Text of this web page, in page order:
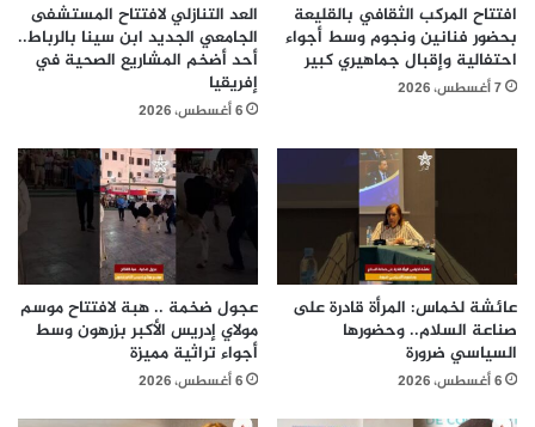
افتتاح المركب الثقافي بالقليعة
بحضور فنانين ونجوم وسط أجواء
احتفالية وإقبال جماهيري كبير
7 أغسطس، 2026
العد التنازلي لافتتاح المستشفى
الجامعي الجديد ابن سينا بالرباط..
أحد أضخم المشاريع الصحية في
إفريقيا
6 أغسطس، 2026
عائشة لخماس: المرأة قادرة على
صناعة السلام.. وحضورها
السياسي ضرورة
6 أغسطس، 2026
عجول ضخمة .. هبة لافتتاح موسم
مولاي إدريس الأكبر بزرهون وسط
أجواء تراثية مميزة
6 أغسطس، 2026